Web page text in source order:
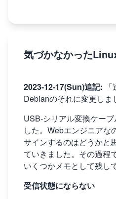
気づかなかった
2023-12-17(Sun)追記:
Debianのそれに変更し
USB-シリアル変換ケー
した。Webエンジニア
サインするのはどうかと
ていきました。その過程
いくつかメモとして残
受信状態にならない